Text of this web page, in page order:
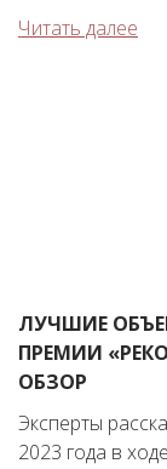
Читать далее
ЛУЧШИЕ
ПРЕМИИ
ОБЗОР
Эксперты
2023 года в